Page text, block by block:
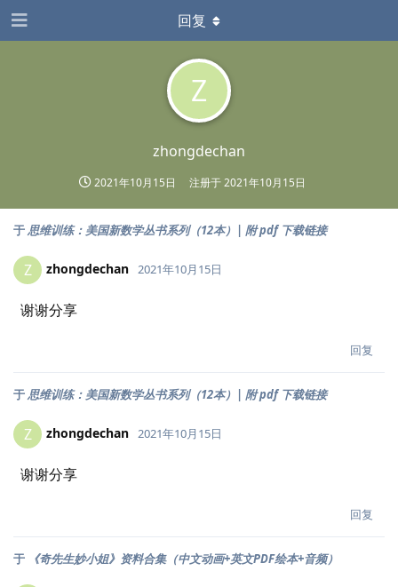
Z
zhongdechan
2021年10月15日 注册于2021年10月15日
回复
于思维训练：美国新数学丛书系列（12本）| 附 pdf 下载链接
Z zhongdechan 2021年10月15日
谢谢分享
回复
于思维训练：美国新数学丛书系列（12本）| 附 pdf 下载链接
Z zhongdechan 2021年10月15日
谢谢分享
回复
于 《奇先生妙小姐》资料合集（中文动画+英文PDF绘本+音频）